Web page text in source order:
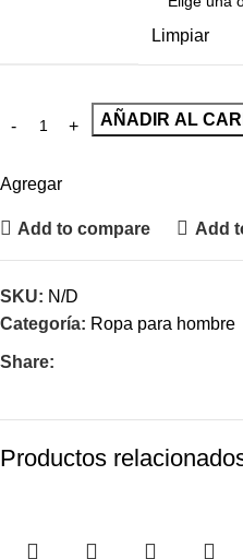
Limpiar
AÑADIR AL
Agregar
Add to compare Add
SKU: N/D
Categoría: Ropa para hombre
Share:
Productos